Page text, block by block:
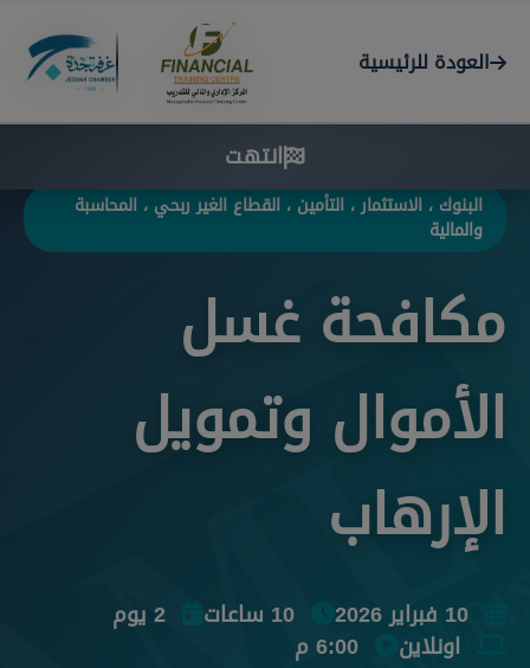
العودة للرئيسية
انتهت
البنوك ، الاستثمار ، التأمين ، القطاع الغير ربحي ، المحاسبة
والمالية
مكافحة غسل
الأموال وتمويل
الإرهاب
10 فبراير 2026 10 ساعات 2 يوم
اونلاين
6:00 م